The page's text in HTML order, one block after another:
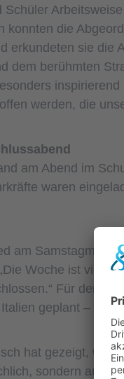
Schüler
konnten die
erkundeten sie die
dem berühmten
werden, die
am Abend im
waren
am
Woche ist viel
Für den
geplant – ein
hat gezeigt, wie
sondern auch